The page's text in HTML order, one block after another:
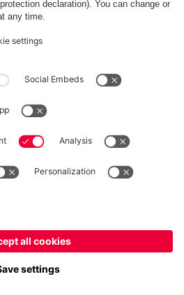
RECESSO
Privacy
dei cookie
e spese di spedizione escluse
München AG
Säbener Str. 51-57, 81547 Monaco
per consegnare lì!
per consegnare lì!